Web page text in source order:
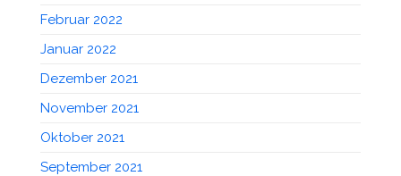
Februar 2022
Januar 2022
Dezember 2021
November 2021
Oktober 2021
September 2021